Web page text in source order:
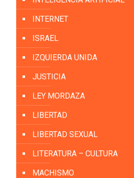
INTERNET
ISRAEL
IZQUIERDA UNIDA
JUSTICIA
LEY MORDAZA
LIBERTAD
LIBERTAD SEXUAL
LITERATURA – CULTURA
MACHISMO